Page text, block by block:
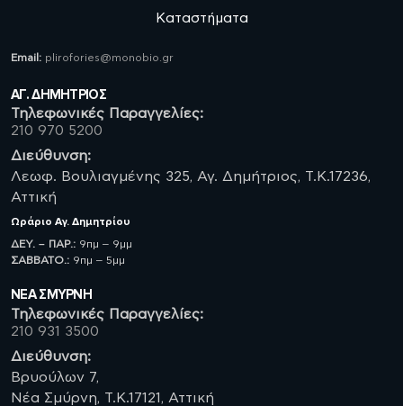
Καταστήματα
Email: plirofories@monobio.gr
ΑΓ. ΔΗΜΗΤΡΙΟΣ
Τηλεφωνικές Παραγγελίες:
210 970 5200
Διεύθυνση:
Λεωφ. Βουλιαγμένης 325, Αγ. Δημήτριος, Τ.Κ.17236,
Αττική
Ωράριο Αγ. Δημητρίου
ΔΕΥ. – ΠΑΡ.: 9πμ – 9μμ
ΣΑΒBATO.: 9πμ – 5μμ
ΝΈΑ ΣΜΥΡΝΗ
Τηλεφωνικές Παραγγελίες:
210 931 3500
Διεύθυνση:
Βρυούλων 7,
Νέα Σμύρνη, Τ.Κ.17121, Αττική